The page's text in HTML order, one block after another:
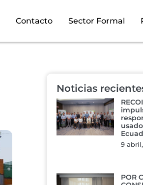
Contacto Sector Formal
Noticias
9
POR